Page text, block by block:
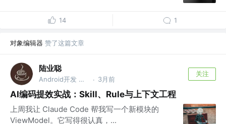
14 1
对象编辑器 赞了这篇文章
陆业聪
Android开发 @腾讯 · 3月前
关注
AI编码提效实战：Skill、Rule与上下文工程
上周我让 Claude Code 帮我写一个新模块的
ViewModel。它写得很认真，...